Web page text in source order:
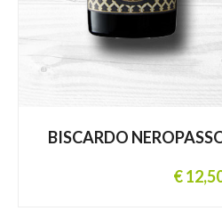
BISCARDO
€